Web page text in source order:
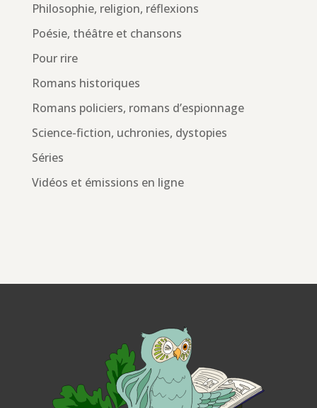
Philosophie, religion, réflexions
Poésie, théâtre et chansons
Pour rire
Romans historiques
Romans policiers, romans d’espionnage
Science-fiction, uchronies, dystopies
Séries
Vidéos et émissions en ligne